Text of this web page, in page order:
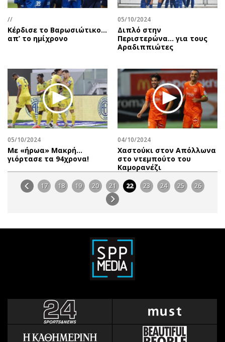
//
Κέρδισε το Βαρωσιώτικο…
απ’ το ημίχρονο
05/10/2024
Διπλό στην
Περιστερώνα… για τους
Αραδιππιώτες
05/10/2024
Με «ήρωα» Μακρή…
γιόρτασε τα 94χρονα!
04/10/2024
Χαστούκι στον Απόλλωνα
στο ντεμπούτο του
Καμορανέζι
17 18 19 20 21 22 23 24 25 26